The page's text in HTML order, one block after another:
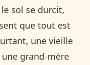
sol se durcit,
que tout est
une vieille
grand-mère